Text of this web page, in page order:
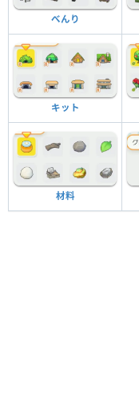
べんり
キット
材料